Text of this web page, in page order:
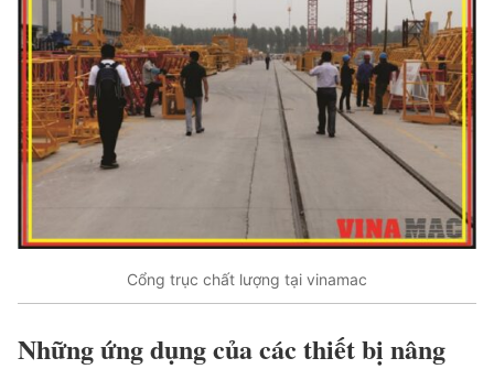
Cổng trục chất lượng tại vinamac
Những ứng dụng của các thiết bị nâng